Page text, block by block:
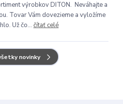
výrobkov DITON. Neváhajte a
Tovar Vám dovezieme a vyložíme
Už čo... čítať celé
novinky